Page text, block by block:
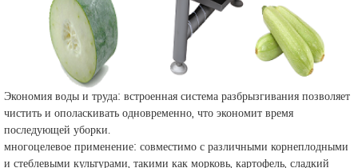
Экономия воды и труда: встроенная система разбрызгивания позволяет
чистить и ополаскивать одновременно, что экономит время
последующей уборки.
многоцелевое применение: совместимо с различными корнеплодными
и стеблевыми культурами, такими как морковь, картофель, сладкий